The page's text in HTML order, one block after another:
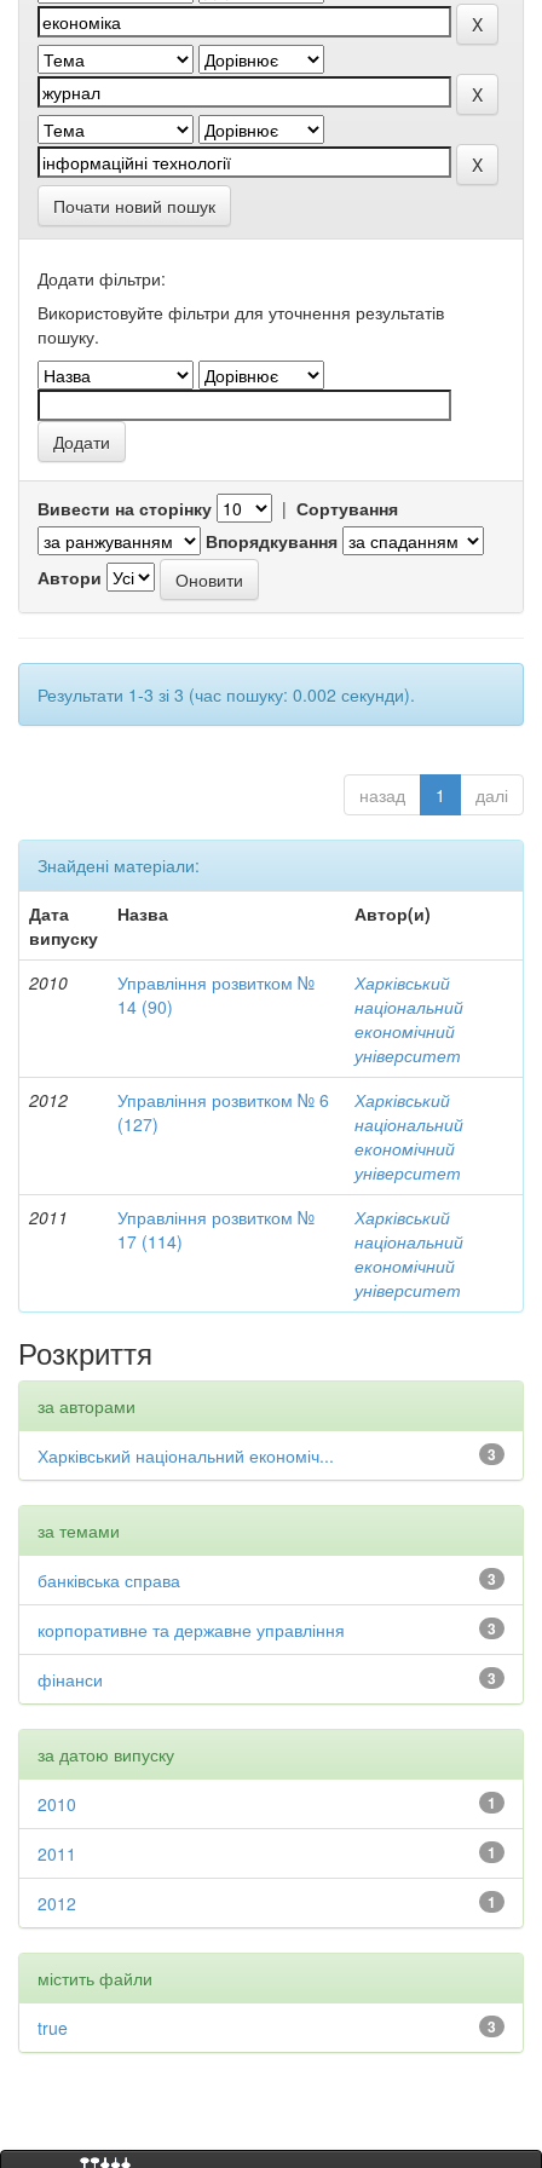
Почати новий пошук
Додати фільтри:
Використовуйте фільтри для уточнення результатів
пошуку.
Вивести на сторінку | Сортування
Впорядкування
Автори
Результати 1-3 зі 3 (час пошуку: 0.002 секунди).
назад 1 далі
Знайдені матеріали:
Дата
випуску
Назва Автор(и)
2010
Управління розвитком №
14 (90)
Харківський
національний
економічний
університет
2012
Управління розвитком № 6
(127)
Харківський
національний
економічний
університет
2011
Управління розвитком №
17 (114)
Харківський
національний
економічний
університет
Розкриття
за авторами
3
Харківський національний економіч...
за темами
3
банківська справа
3
корпоративне та державне управління
3
фінанси
за датою випуску
1
2010
1
2011
1
2012
містить файли
3
true